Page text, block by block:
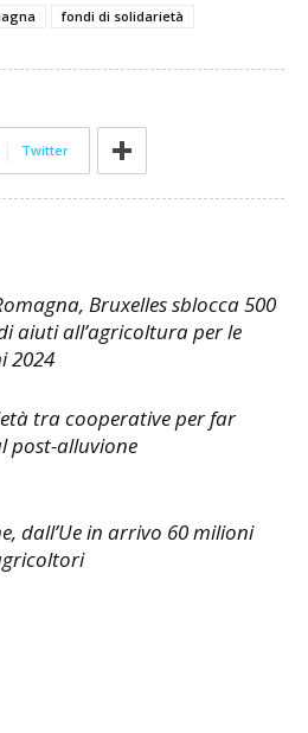
fondi di solidarietà
Twitter
Bruxelles sblocca 500
aiuti all’agricoltura per le
2024
tra cooperative per far
post-alluvione
dall’Ue in arrivo 60 milioni